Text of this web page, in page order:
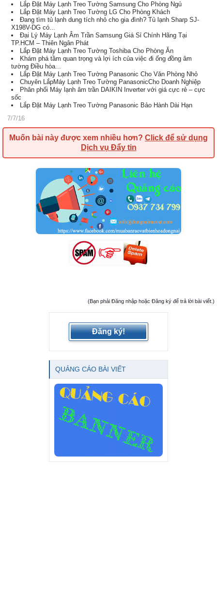
Lắp Đặt Máy Lạnh Treo Tường Samsung Cho Phòng Ngủ
Lắp Đặt Máy Lạnh Treo Tường LG Cho Phòng Khách
Đang tìm tủ lạnh dung tích nhỏ cho gia đình? Tủ lạnh Sharp SJ-
X198V-DG có...
Đại Lý Máy Lạnh Âm Trần Samsung Giá Sỉ Chính Hãng Tại
TP.HCM – Thiên Ngân Phát
Lắp Đặt Máy Lạnh Treo Tường Toshiba Cho Phòng Ăn
Khám phá tầm quan trọng và lợi ích của việc đi ống đồng âm
tường Điều hòa...
Lắp Đặt Máy Lạnh Treo Tường Panasonic Cho Văn Phòng Nhỏ
Chuyên LắpMáy Lạnh Treo Tường PanasonicCho Doanh Nghiệp
Phân phối Máy lạnh âm trần DAIKIN Inverter với giá cực rẻ – cực
sốc
Lắp Đặt Máy Lạnh Treo Tường Panasonic Bảo Hành Dài Hạn
7/7/16
Muốn bài này được xem nhiều hơn? Click để sử dụng
Dịch vụ Đẩy tin
(Bạn phải Đăng nhập hoặc Đăng ký để trả lời bài viết.)
Đăng ký!
QUẢNG CÁO BÀI VIẾT